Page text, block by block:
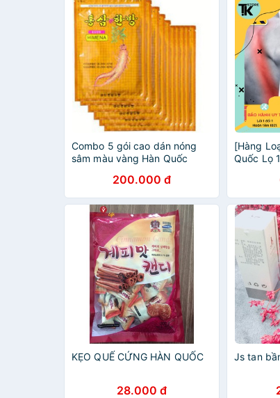
Combo 5 gói cao dán nóng
sâm màu vàng Hàn Quốc
200.000 đ
[Hàng
Quốc Lọ
Vô Cùng
KẸO QUẾ CỨNG HÀN QUỐC
28.000 đ
Js tan